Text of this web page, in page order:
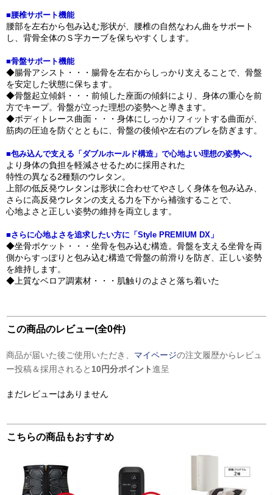
■腰椎サポート機能
腰部を左右から包み込む形状が、腰椎の自然なわん曲をサポート
し、背骨全体のＳ字カーブを保ちやすくします。
■骨盤サポート機能
◆腸骨アシスト・・・腸骨を左右からしっかり支えることで、骨盤
を安定した状態に保ちます。
◆骨盤起立傾斜・・・前傾した座面の傾斜により、身体の重心を前
方でキープ。骨盤が立った理想の姿勢へと導きます。
◆ボディトレース曲面・・・身体にしっかりフィットする曲面が、
筋肉の圧迫を防ぐとともに、骨盤の後傾や左右のブレを防ぎます。
■包み込んで支える「ダブルホールド構造」で心地よい理想の姿勢へ。
より身体の負担を軽減させるために採用された
特性の異なる2種類のウレタン。
上部の低反発ウレタンは形状に合わせてやさしく身体を包み込み、
さらに高反発ウレタンの支える力を下から補強することで、
心地よさと正しい姿勢の維持を両立します。
■さらに心地よさを追求したい方に「Style PREMIUM DX」
◆坐骨ポケット・・・坐骨を包み込む構造。骨盤を支える坐骨を両
側からすっぽりと包み込む構造で骨盤の前滑りを防ぎ、正しい姿勢
を維持します。
◆上質なベロア調素材・・・肌触りのよさと落ち着いた
この商品のレビュー(全0件)
商品が届いた後ご使用いただき、 マイページの注文履歴からレビュ
ー投稿＆採用されると 10円分ポイント進呈
まだレビューはありません
こちらの商品もおすすめ